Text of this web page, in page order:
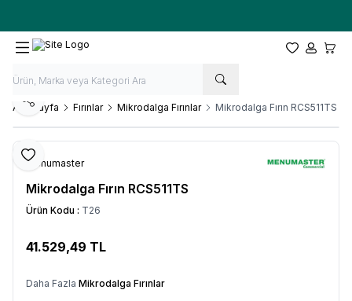
Favorilerim
Hesabım
Ana Sayfa Fırınlar Mikrodalga Fırınlar Mikrodalga Fırın RCS511TS
Favoriye Ekle
Paylaş
Menumaster
Mikrodalga Fırın RCS511TS
Ürün Kodu : T26
41.529,49 TL
Daha Fazla Mikrodalga Fırınlar